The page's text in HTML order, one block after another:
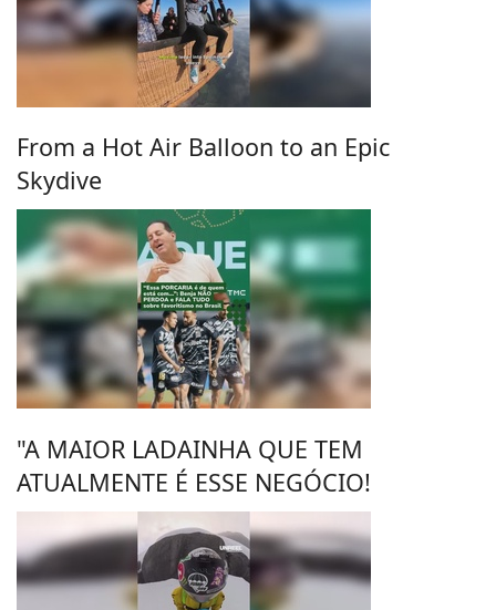
From a Hot Air Balloon to an Epic
Skydive
"A MAIOR LADAINHA QUE TEM
ATUALMENTE É ESSE NEGÓCIO!